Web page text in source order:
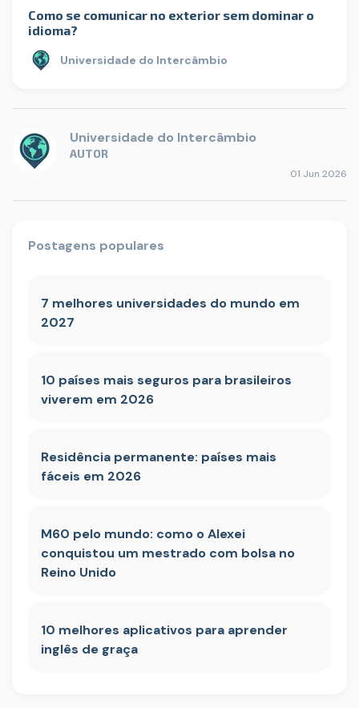
Como se comunicar no exterior sem dominar o
idioma?
Universidade do Intercâmbio
Universidade do Intercâmbio
AUTOR
01 Jun 2026
Postagens populares
7 melhores universidades do mundo em
2027
10 países mais seguros para brasileiros
viverem em 2026
Residência permanente: países mais
fáceis em 2026
M60 pelo mundo: como o Alexei
conquistou um mestrado com bolsa no
Reino Unido
10 melhores aplicativos para aprender
inglês de graça